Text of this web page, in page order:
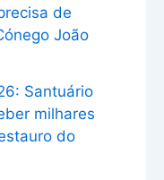
de
João
Santuário
milhares
do